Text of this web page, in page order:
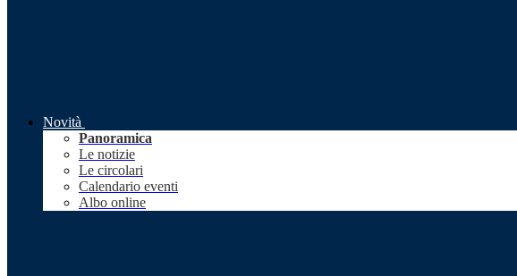
Novità
Panoramica
Le notizie
Le circolari
Calendario eventi
Albo online